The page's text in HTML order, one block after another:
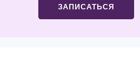
ЗАПИСАТЬСЯ